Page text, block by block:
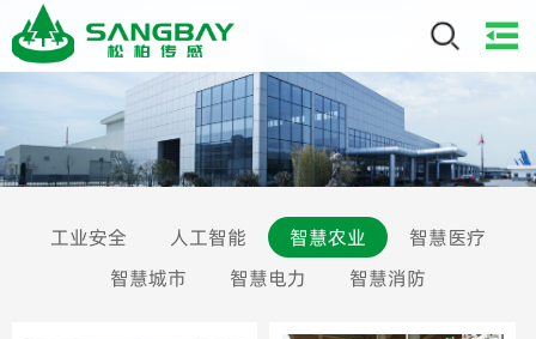
工业安全 人工智能 智慧农业
智慧医疗
智慧城市
智慧电力 智慧消防